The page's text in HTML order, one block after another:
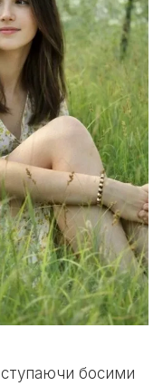
ступаючи босими